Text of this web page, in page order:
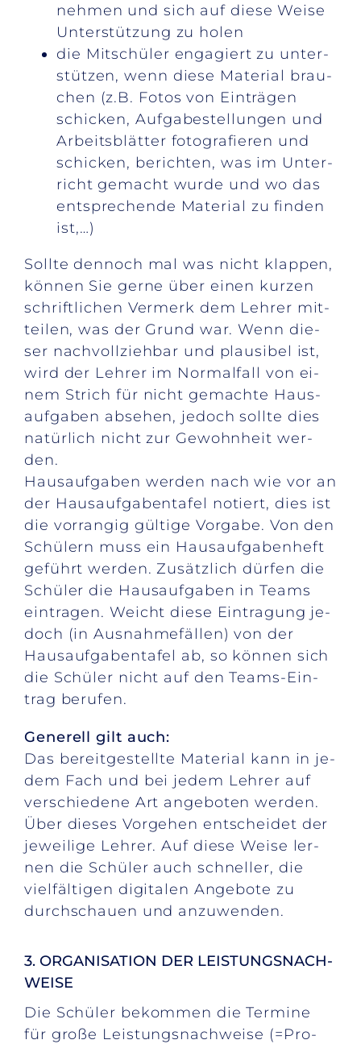
neh­men und sich auf die­se Wei­se
Un­ter­stüt­zung zu ho­len
die Mit­schü­ler en­ga­giert zu un­ter­
stüt­zen, wenn die­se Ma­te­ri­al brau­
chen (z.B. Fo­tos von Ein­trä­gen
schi­cken, Auf­ga­be­stel­lun­gen und
Ar­beits­blät­ter fo­to­gra­fie­ren und
schi­cken, be­rich­ten, was im Un­ter­
richt ge­macht wur­de und wo das
ent­spre­chen­de Ma­te­ri­al zu fin­den
ist,…)
Soll­te den­noch mal was nicht klap­pen,
kön­nen Sie ger­ne über ei­nen kur­zen
schrift­li­chen Ver­merk dem Leh­rer mit­
tei­len, was der Grund war. Wenn die­
ser nach­voll­zieh­bar und plau­si­bel ist,
wird der Leh­rer im Nor­mal­fall von ei­
nem Strich für nicht ge­mach­te Haus­
auf­ga­ben ab­se­hen, je­doch soll­te dies
na­tür­lich nicht zur Ge­wohn­heit wer­
den.
Haus­auf­ga­ben wer­den nach wie vor an
der Haus­auf­ga­ben­ta­fel no­tiert, dies ist
die vor­ran­gig gül­ti­ge Vor­ga­be. Von den
Schü­lern muss ein Haus­auf­ga­ben­heft
ge­führt wer­den. Zu­sätz­lich dür­fen die
Schü­ler die Haus­auf­ga­ben in Teams
ein­tra­gen. Weicht die­se Ein­tra­gung je­
doch (in Aus­nah­me­fäl­len) von der
Haus­auf­ga­ben­ta­fel ab, so kön­nen sich
die Schü­ler nicht auf den Teams-Ein­
trag be­ru­fen.
Ge­ne­rell gilt auch:
Das be­reit­ge­stell­te Ma­te­ri­al kann in je­
dem Fach und bei je­dem Leh­rer auf
ver­schie­de­ne Art an­ge­bo­ten wer­den.
Über die­ses Vor­ge­hen ent­schei­det der
je­wei­li­ge Leh­rer. Auf die­se Wei­se ler­
nen die Schü­ler auch schnel­ler, die
viel­fäl­ti­gen di­gi­ta­len An­ge­bo­te zu
durch­schau­en und an­zu­wen­den.
3. OR­GA­NI­SA­TI­ON DER LEIS­TUNGS­NACH­
WEI­SE
Die Schü­ler be­kom­men die Ter­mi­ne
für gro­ße Leis­tungs­nach­wei­se (=Pro­